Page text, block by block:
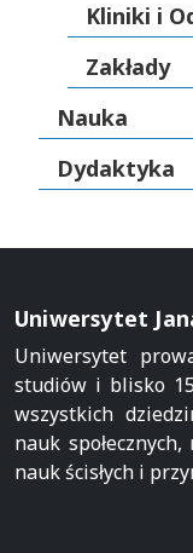
Kliniki i
Zakłady
Nauka
Dydaktyka
Uniwersytet
Uniwersytet
studiów i blisko
wszystkich
nauk
nauk ścisłych i